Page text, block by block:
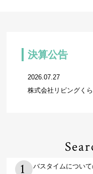
決算公告
2026.07.27
株式会社リビングく
バスタイムについ